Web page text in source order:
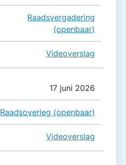
Raadsvergadering
(openbaar)
Videoverslag
17 juni 2026
Raadsoverleg (openbaar)
Videoverslag